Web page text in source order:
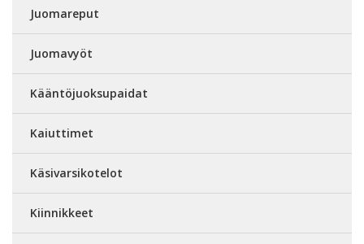
Juomareput
Juomavyöt
Kääntöjuoksupaidat
Kaiuttimet
Käsivarsikotelot
Kiinnikkeet